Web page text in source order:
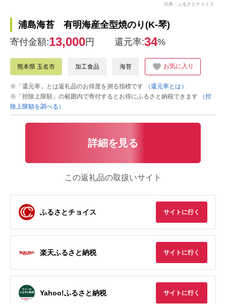
出典：ふるさとチョイス
浦島海苔 有明海産全型焼のり(K-琴)
寄付金額:13,000円 還元率:34%
熊本県 玉名市 加工食品 海苔 お気に入り
※「還元率」とは返礼品のお得度を測る指標です
（還元率とは）
※「控除上限額」の範囲内で寄付するとお得にふるさと納税できます
（控
除上限額を調べる）
詳細を見る
この返礼品の取扱いサイト
ふるさとチョイス サイトに行く
楽天ふるさと納税 サイトに行く
Yahoo!ふるさと納税 サイトに行く